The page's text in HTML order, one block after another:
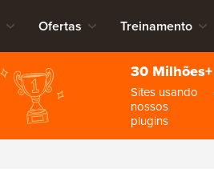
Ofertas Treinamento
30 Milhões+
Sites usando
nossos
plugins